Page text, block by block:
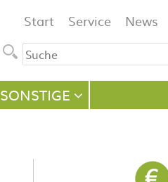
Navigation
Start Service News
SONSTIGE